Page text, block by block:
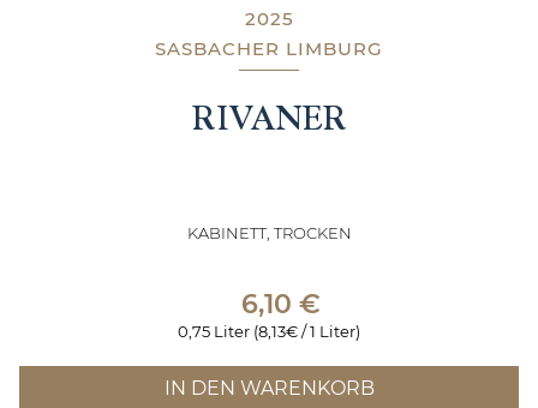
2025
SASBACHER LIMBURG
RIVANER
KABINETT, TROCKEN
6,10 €
0,75 Liter (8,13€ / 1 Liter)
IN DEN WARENKORB